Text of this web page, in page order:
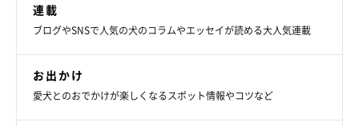
連載
ブログやSNSで人気の犬のコラムやエッセイが読める大人気連載
お出かけ
愛犬とのおでかけが楽しくなるスポット情報やコツなど